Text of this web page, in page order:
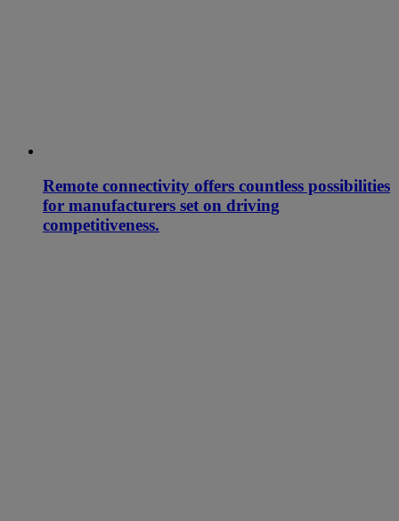
Remote connectivity offers countless possibilities
for manufacturers set on driving
competitiveness.